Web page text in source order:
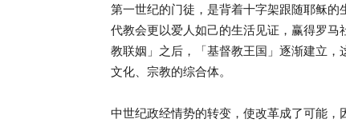
第一世纪的门徒，是背着十字架跟随耶稣
代教会更以爱人如己的生活见证，赢得罗
教联姻」之后，「基督教王国」逐渐建立，
文化、宗教的综合体。
中世纪政经情势的转变，使改革成了可能